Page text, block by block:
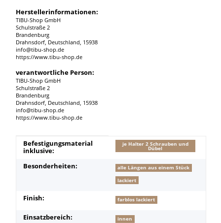
Herstellerinformationen:
TIBU-Shop GmbH
Schulstraße 2
Brandenburg
Drahnsdorf, Deutschland, 15938
info@tibu-shop.de
https://www.tibu-shop.de
verantwortliche Person:
TIBU-Shop GmbH
Schulstraße 2
Brandenburg
Drahnsdorf, Deutschland, 15938
info@tibu-shop.de
https://www.tibu-shop.de
Produkteigenschaft
Wert
Befestigungsmaterial
inklusive:
je Halter 2 Schrauben und
Dübel
Besonderheiten:
alle Längen aus einem Stück
lackiert
Finish: farblos lackiert
Einsatzbereich: innen